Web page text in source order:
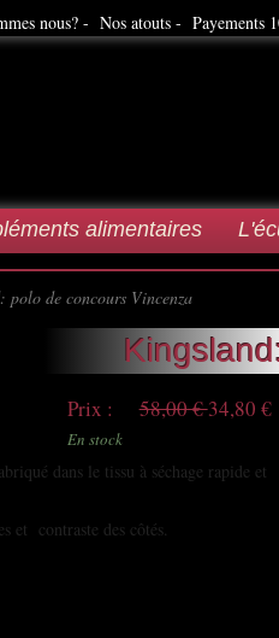
nous? - Nos atouts - Payements
alimentaires
polo de concours Vincenza
Prix : 58,00 €34,80 €
En stock
dans le tissu à séchage rapide et
et contraste des côtés.